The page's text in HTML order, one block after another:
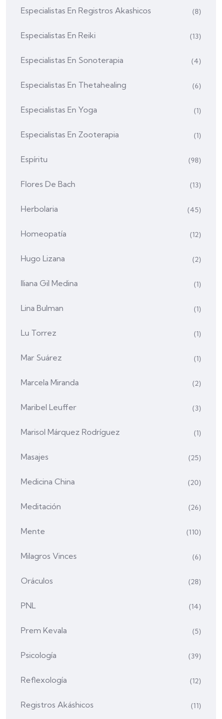
Especialistas En Registros Akashicos (8)
Especialistas En Reiki (13)
Especialistas En Sonoterapia (4)
Especialistas En Thetahealing (6)
Especialistas En Yoga (1)
Especialistas En Zooterapia (1)
Espíritu (98)
Flores De Bach (13)
Herbolaria (45)
Homeopatía (12)
Hugo Lizana (2)
Iliana Gil Medina (1)
Lina Bulman (1)
Lu Torrez (1)
Mar Suárez (1)
Marcela Miranda (2)
Maribel Leuffer (3)
Marisol Márquez Rodríguez (1)
Masajes (25)
Medicina China (20)
Meditación (26)
Mente (110)
Milagros Vinces (6)
Oráculos (28)
PNL (14)
Prem Kevala (5)
Psicología (39)
Reflexología (12)
Registros Akáshicos (11)